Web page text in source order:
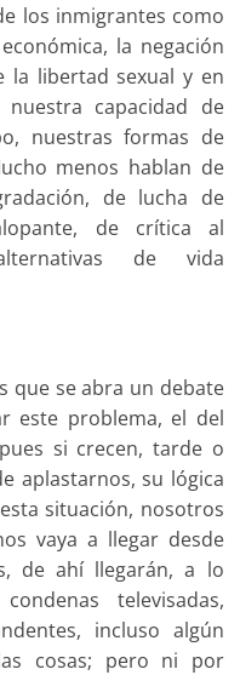
los inmigrantes como
la negación
la libertad sexual y en
capacidad de
nuestras formas de
menos hablan de
de lucha de
de crítica al
de vida
que se abra un debate
este problema, el del
si crecen, tarde o
aplastarnos, su lógica
situación, nosotros
vaya a llegar desde
de ahí llegarán, a lo
televisadas,
incluso algún
cosas; pero ni por